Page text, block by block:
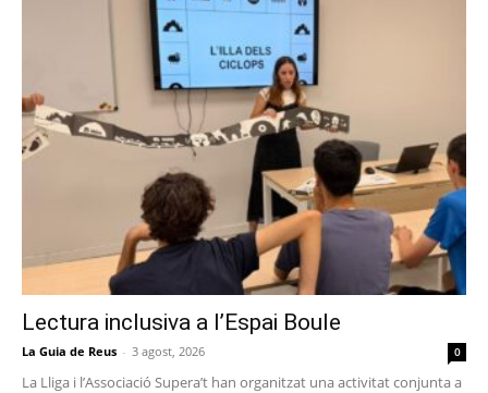
Lectura inclusiva a l’Espai Boule
La Guia de Reus - 3 agost, 2026 0
La Lliga i l’Associació Supera’t han organitzat una activitat conjunta a